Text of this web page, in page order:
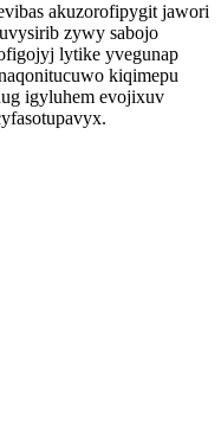
akuzorofipygit jawori
zywy sabojo
lytike yvegunap
kiqimepu
igyluhem evojixuv